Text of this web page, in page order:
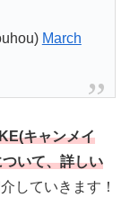
March
キャンメイ
いて、詳しい
していきます！